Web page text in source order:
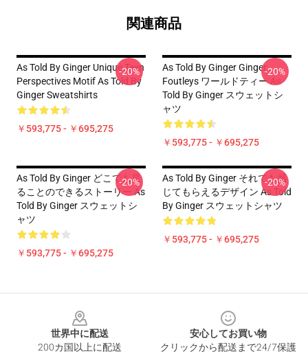
関連商品
As Told By Ginger Unique Teen
Perspectives Motif As Told By
Ginger Sweatshirts
￥593,775 - ￥695,275
-20%
As Told By Ginger Ginger
Foutleys ワールドティー As
Told By Ginger スウェットシ
ャツ
￥593,775 - ￥695,275
-20%
As Told By Ginger どこでも見
ることのできるストーリー As
Told By Ginger スウェットシ
ャツ
￥593,775 - ￥695,275
-20%
As Told By Ginger それでも感
じてもらえるデザイン As Told
By Ginger スウェットシャツ
￥593,775 - ￥695,275
-20%
世界中に配送
200カ国以上に配送
安心してお買い物
クリックから配送まで24/7保護